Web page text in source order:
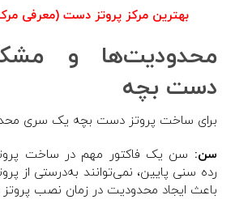
بهترین مرکز پروتز دست (معرفی
محدودیت‌ها و
دست بچه
برای ساخت پروتز دست بچه یک سری
سن: سن یک فاکتور مهم در ساخت
رده سنی پایین، نمی‌توانند به‌درستی از
باعث ایجاد محدودیت در زمان نصب